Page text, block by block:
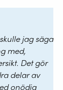
jag säga
med,
Det gör
delar av
onödig